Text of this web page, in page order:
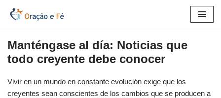
contenido
Manténgase al día: Noticias que
todo creyente debe conocer
Vivir en un mundo en constante evolución exige que los
creyentes sean conscientes de los cambios que se producen a